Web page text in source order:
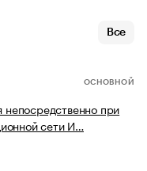
Все
ОСНОВНОЙ
непосредственно при
сети И…